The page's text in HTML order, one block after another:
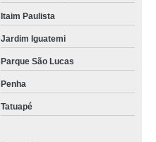
Itaim Paulista
Jardim Iguatemi
Parque São Lucas
Penha
Tatuapé